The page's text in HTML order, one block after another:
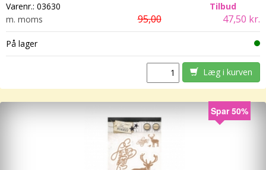
Varenr.: 03630
Tilbud
m. moms
95,00 47,50 kr.
På lager
Læg i kurven
Spar 50%